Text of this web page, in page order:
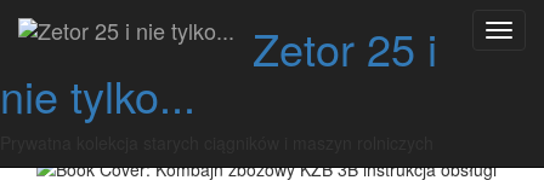
Zetor 25 i
nie tylko...
Kombajn zbożowy KZB
3B instrukcja obsługi